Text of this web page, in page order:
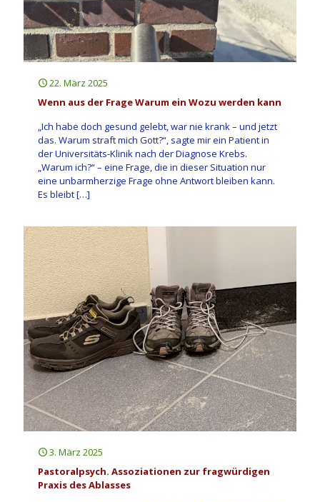
22. März 2025
Wenn aus der Frage Warum ein Wozu werden kann
„Ich habe doch gesund gelebt, war nie krank – und jetzt
das. Warum straft mich Gott?“, sagte mir ein Patient in
der Universitäts-Klinik nach der Diagnose Krebs.
„Warum ich?“ – eine Frage, die in dieser Situation nur
eine unbarmherzige Frage ohne Antwort bleiben kann.
Es bleibt[…]
3. März 2025
Pastoralpsych. Assoziationen zur fragwürdigen
Praxis des Ablasses